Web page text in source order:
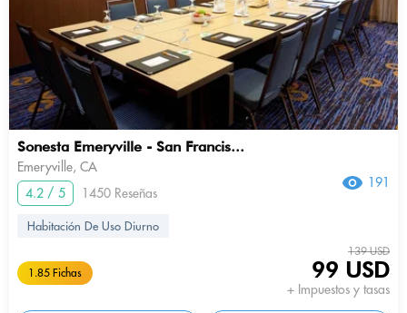
Sonesta Emeryville - San Francis...
Emeryville, CA
4.2 / 5
1450 Reseñas
191
Habitación De Uso Diurno
1.85 Fichas
139 USD
99 USD
+ Impuestos y tasas